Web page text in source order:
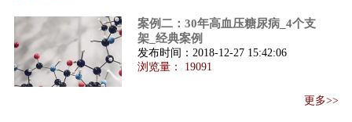
展的若干意见
总局关于公开征求保健食品原料
目录（第一批...
案例二：30年高血压糖尿病_4个支
架_经典案例
发布时间：2018-12-27 15:42:06
浏览量：
19091
更多>>